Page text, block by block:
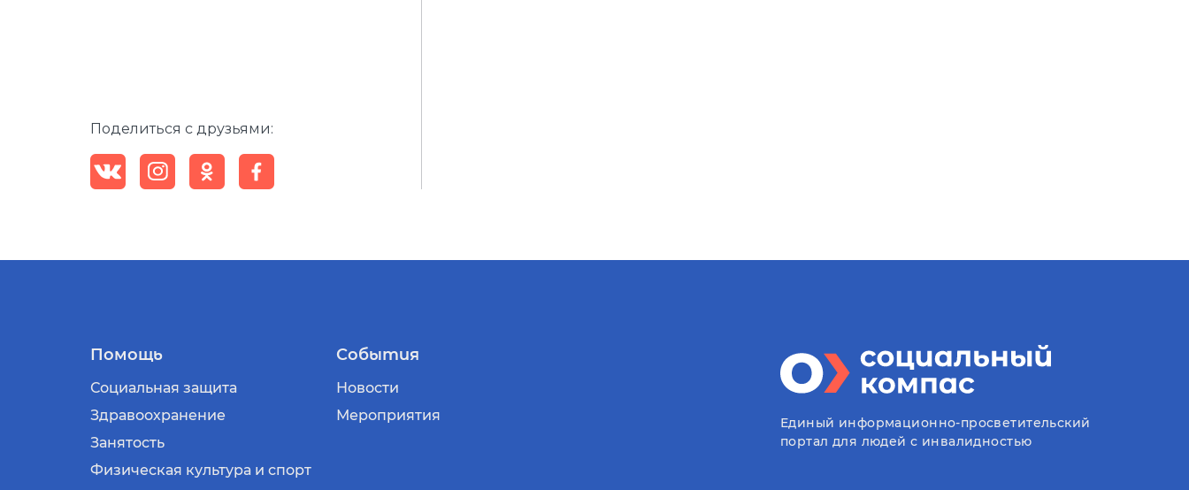
Поделиться с друзьями:
Помощь
Социальная защита
Здравоохранение
Занятость
Физическая культура и спорт
События
Новости
Мероприятия
Единый информационно-просветительский
портал для людей с инвалидностью